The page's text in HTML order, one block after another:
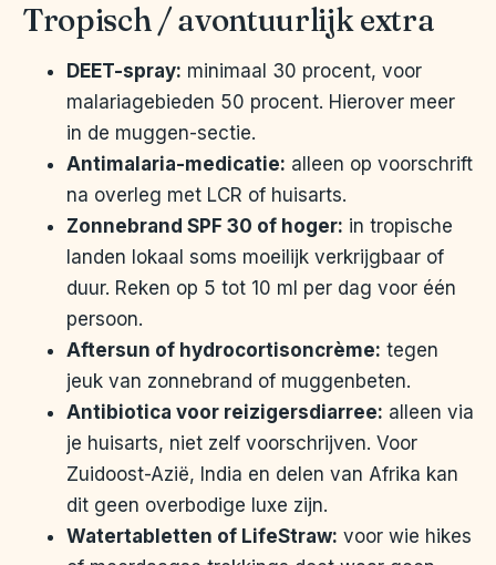
Tropisch / avontuurlijk extra
DEET-spray: minimaal 30 procent, voor
malariagebieden 50 procent. Hierover meer
in de muggen-sectie.
Antimalaria-medicatie: alleen op voorschrift
na overleg met LCR of huisarts.
Zonnebrand SPF 30 of hoger: in tropische
landen lokaal soms moeilijk verkrijgbaar of
duur. Reken op 5 tot 10 ml per dag voor één
persoon.
Aftersun of hydrocortisoncrème: tegen
jeuk van zonnebrand of muggenbeten.
Antibiotica voor reizigersdiarree: alleen via
je huisarts, niet zelf voorschrijven. Voor
Zuidoost-Azië, India en delen van Afrika kan
dit geen overbodige luxe zijn.
Watertabletten of LifeStraw: voor wie hikes